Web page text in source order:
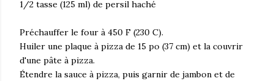
1/2 tasse (125 ml) de persil haché
Préchauffer le four à 450 F (230 C).
Huiler une plaque à pizza de 15 po (37 cm) et la couvrir
d'une pâte à pizza.
Étendre la sauce à pizza, puis garnir de jambon et de